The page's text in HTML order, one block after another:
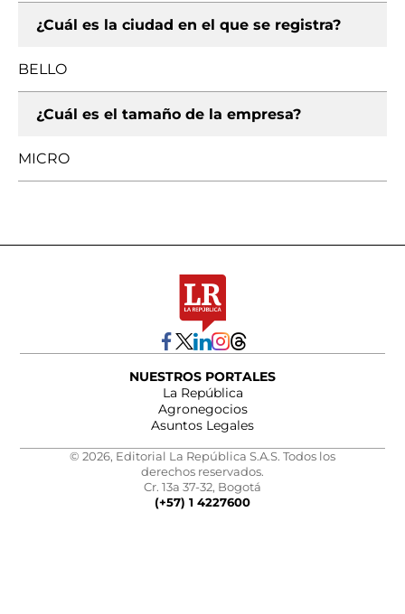
¿Cuál es la ciudad en el que se registra?
BELLO
¿Cuál es el tamaño de la empresa?
MICRO
NUESTROS PORTALES
La República
Agronegocios
Asuntos Legales
© 2026, Editorial La República S.A.S. Todos los
derechos reservados.
Cr. 13a 37-32, Bogotá
(+57) 1 4227600